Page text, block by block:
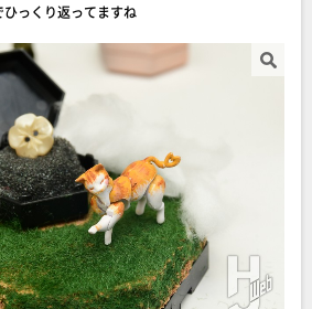
っくり返ってますね